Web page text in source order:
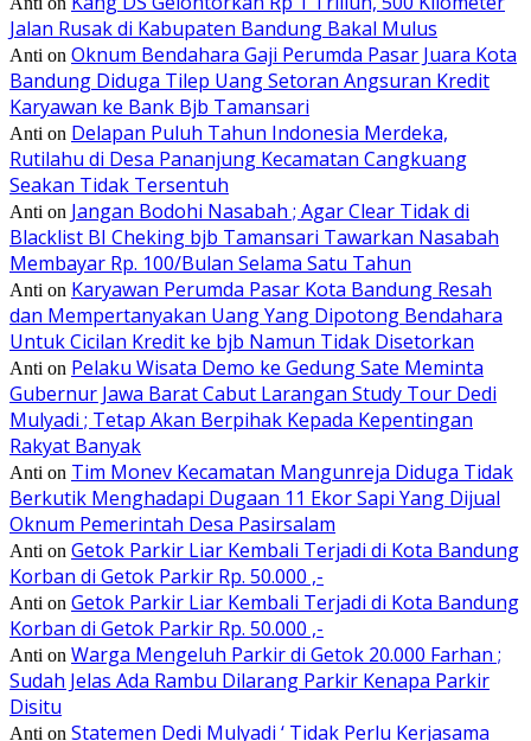
Jalan Rusak di Kabupaten Bandung Bakal Mulus
Anti on Oknum Bendahara Gaji Perumda Pasar Juara Kota
Bandung Diduga Tilep Uang Setoran Angsuran Kredit
Karyawan ke Bank Bjb Tamansari
Anti on Delapan Puluh Tahun Indonesia Merdeka,
Rutilahu di Desa Pananjung Kecamatan Cangkuang
Seakan Tidak Tersentuh
Anti on Jangan Bodohi Nasabah ; Agar Clear Tidak di
Blacklist BI Cheking bjb Tamansari Tawarkan Nasabah
Membayar Rp. 100/Bulan Selama Satu Tahun
Anti on Karyawan Perumda Pasar Kota Bandung Resah
dan Mempertanyakan Uang Yang Dipotong Bendahara
Untuk Cicilan Kredit ke bjb Namun Tidak Disetorkan
Anti on Pelaku Wisata Demo ke Gedung Sate Meminta
Gubernur Jawa Barat Cabut Larangan Study Tour Dedi
Mulyadi ; Tetap Akan Berpihak Kepada Kepentingan
Rakyat Banyak
Anti on Tim Monev Kecamatan Mangunreja Diduga Tidak
Berkutik Menghadapi Dugaan 11 Ekor Sapi Yang Dijual
Oknum Pemerintah Desa Pasirsalam
Anti on Getok Parkir Liar Kembali Terjadi di Kota Bandung
Korban di Getok Parkir Rp. 50.000 ,-
Anti on Getok Parkir Liar Kembali Terjadi di Kota Bandung
Korban di Getok Parkir Rp. 50.000 ,-
Anti on Warga Mengeluh Parkir di Getok 20.000 Farhan ;
Sudah Jelas Ada Rambu Dilarang Parkir Kenapa Parkir
Disitu
Anti on Statemen Dedi Mulyadi ‘ Tidak Perlu Kerjasama